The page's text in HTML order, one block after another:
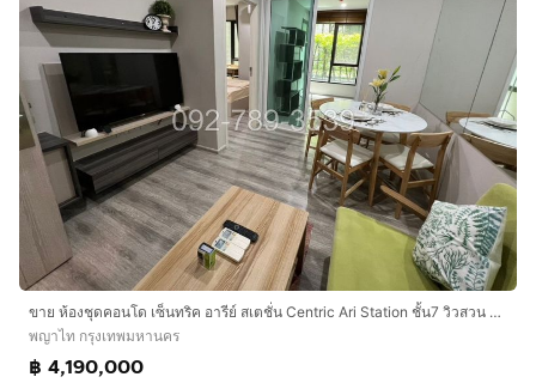
ขาย ห้องชุดคอนโด เซ็นทริค อารีย์ สเตชั่น Centric Ari Station ชั้น7 วิวสวน พร้อมอยู่
พญาไท กรุงเทพมหานคร
฿ 4,190,000